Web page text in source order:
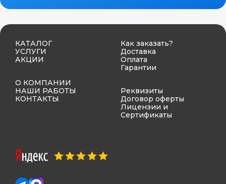
КАТАЛОГ
УСЛУГИ
АКЦИИ
О КОМПАНИИ
НАШИ РАБОТЫ
КОНТАКТЫ
Как заказать?
Доставка
Оплата
Гарантии
Реквизиты
Договор оферты
Лицензии и
Сертификаты